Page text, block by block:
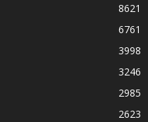
8621
6761
3998
3246
2985
2623